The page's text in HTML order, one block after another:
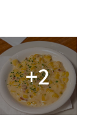
+2